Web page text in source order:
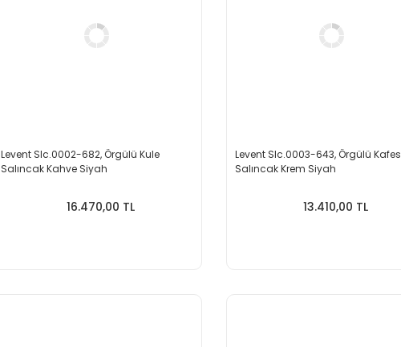
Levent Slc.0002-682, Örgülü Kule
Salıncak Kahve Siyah
16.470,00 TL
Levent Slc.0003-643, Örgülü Kafes
Salıncak Krem Siyah
13.410,00 TL